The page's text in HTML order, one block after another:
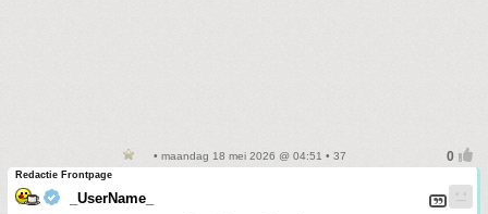
• maandag 18 mei 2026 @ 04:51 • 37
Redactie Frontpage
_UserName_